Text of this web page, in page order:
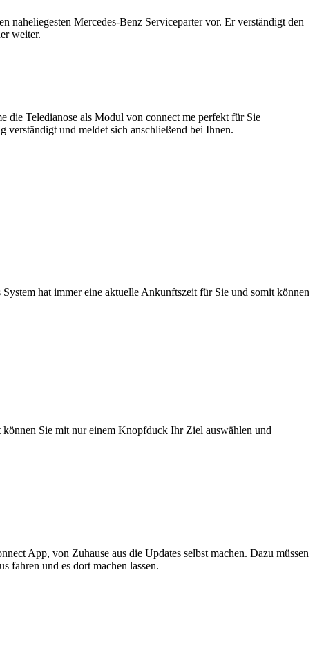
naheliegesten Mercedes-Benz Serviceparter vor. Er verständigt den
weiter.
die Teledianose als Modul von connect me perfekt für Sie
verständigt und meldet sich anschließend bei Ihnen.
hat immer eine aktuelle Ankunftszeit für Sie und somit können
Sie mit nur einem Knopfduck Ihr Ziel auswählen und
App, von Zuhause aus die Updates selbst machen. Dazu müssen
fahren und es dort machen lassen.